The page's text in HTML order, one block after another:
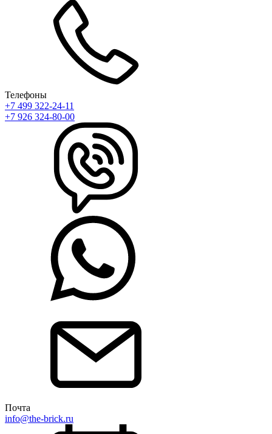
Телефоны
+7 499 322-24-11
+7 926 324-80-00
Почта
info@the-brick.ru